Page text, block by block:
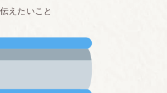
えたいこと